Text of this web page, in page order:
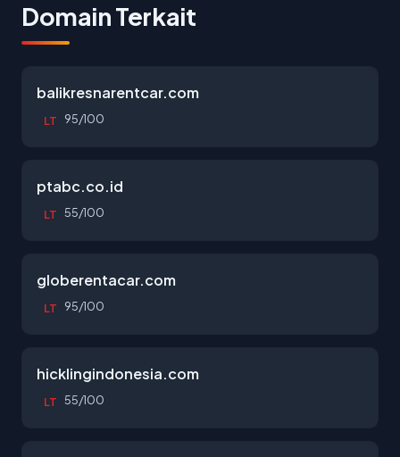
Domain Terkait
balikresnarentcar.com
LT 95/100
ptabc.co.id
LT 55/100
globerentacar.com
LT 95/100
hicklingindonesia.com
LT 55/100